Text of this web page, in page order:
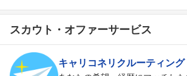
スカウト・オファーサービス
キャリコネリクルーティング